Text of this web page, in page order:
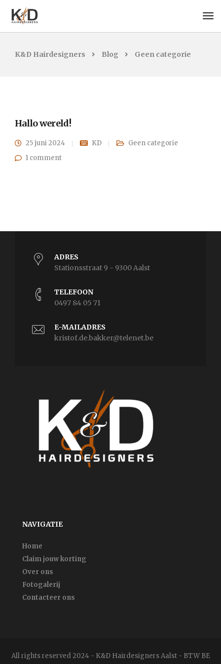
K&D Hairdesigners Blog Geen categorie
Hallo wereld!
25 juni 2024 KD
Geen categorie
1 comment
ADRES
Stationsstraat 9 - 9300 Aalst
TELEFOON
0497 84 05 71
E-MAILADRES
kristof.de.bakker@telenet.be
NAVIGATIE
Home
Claim jouw korting
Over ons
Fotogalerij
Contacteer ons
All rights reserved 2024 - K&D Hairdesigners Aalst - BTW BE